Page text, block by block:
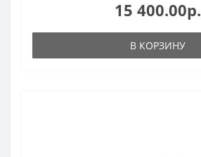
15 400.00р.
В КОРЗИНУ